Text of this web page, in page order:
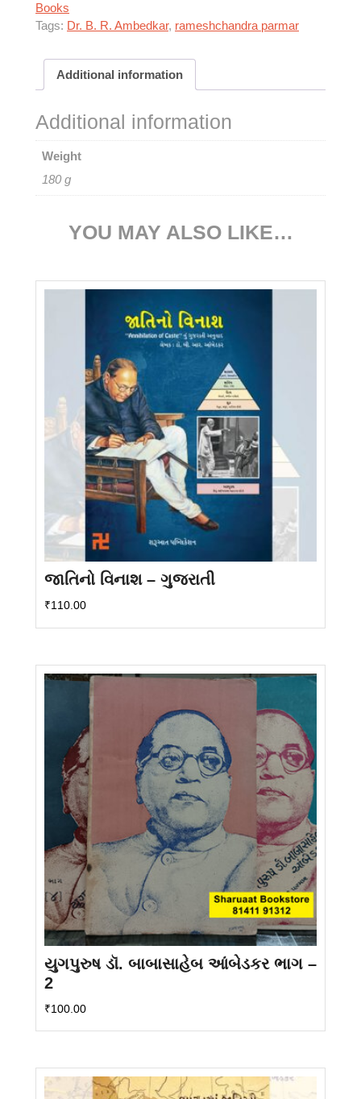
Books
Tags: Dr. B. R. Ambedkar, rameshchandra parmar
Additional information
Additional information
Weight
180 g
YOU MAY ALSO LIKE…
જાતિનો વિનાશ – ગુજરાતી
₹110.00
યુગપુરુષ ડૉ. બાબાસાહેબ આંબેડકર ભાગ –
2
₹100.00